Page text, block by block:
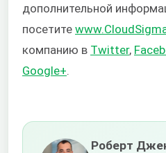
дополнительной
посетите
компанию в Twitter,
Google+
Роберт